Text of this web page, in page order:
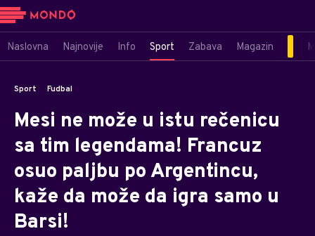
Naslovna Najnovije Info Sport Zabava Magazin
Sport Fudbal
Mesi ne može u istu rečenicu
sa tim legendama! Francuz
osuo paljbu po Argentincu,
kaže da može da igra samo u
Barsi!